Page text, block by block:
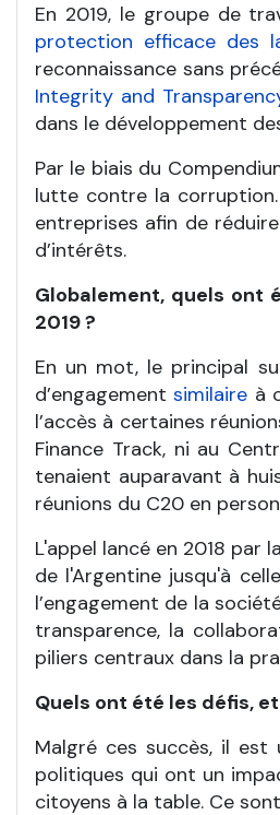
En 2019, le groupe de
protection efficace des
reconnaissance sans
Integrity and
dans le développement
Par le biais du
lutte contre la
entreprises afin de
d’intérêts.
Globalement, quels ont
2019 ?
En un mot, le principal
d’engagementsimilaire à
l’accès à certaines
Finance Track, ni au
tenaient auparavant à
réunions du C20 en
L'appel lancé en 2018 par
de l'Argentine jusqu'à
l’engagement de la
transparence, la
piliers centraux dans la
Quels ont été les défis,
Malgré ces succès, il
politiques qui ont un
citoyens à la table. Ce